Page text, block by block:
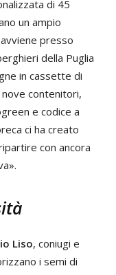
di 45
un ampio
presso
della Puglia
in cassette di
nove contenitori,
e codice a
ci ha creato
con ancora
Liso, coniugi e
i semi di